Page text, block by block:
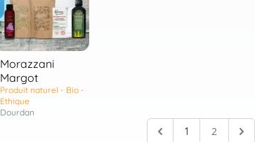
Morazzani
Margot
Produit naturel - Bio -
Ethique
Dourdan
1 2